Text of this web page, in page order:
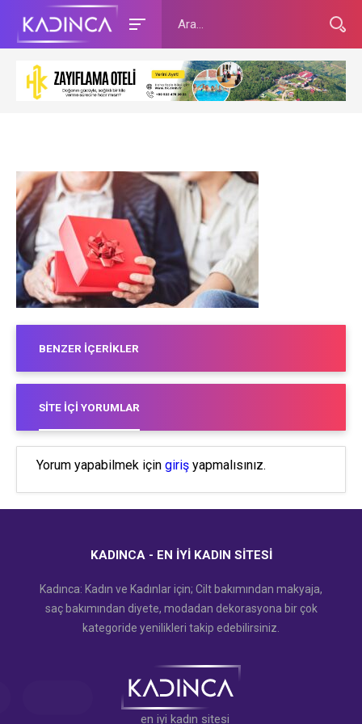
BENZER İÇERIKLER
SITE İÇI YORUMLAR
Yorum yapabilmek için giriş yapmalısınız.
KADINCA - EN İYI KADIN SITESI
Kadınca: Kadın ve Kadınlar için; Cilt bakımından makyaja,
saç bakımından diyete, modadan dekorasyona bir çok
kategoride yenilikleri takip edebilirsiniz.
en iyi kadın sitesi